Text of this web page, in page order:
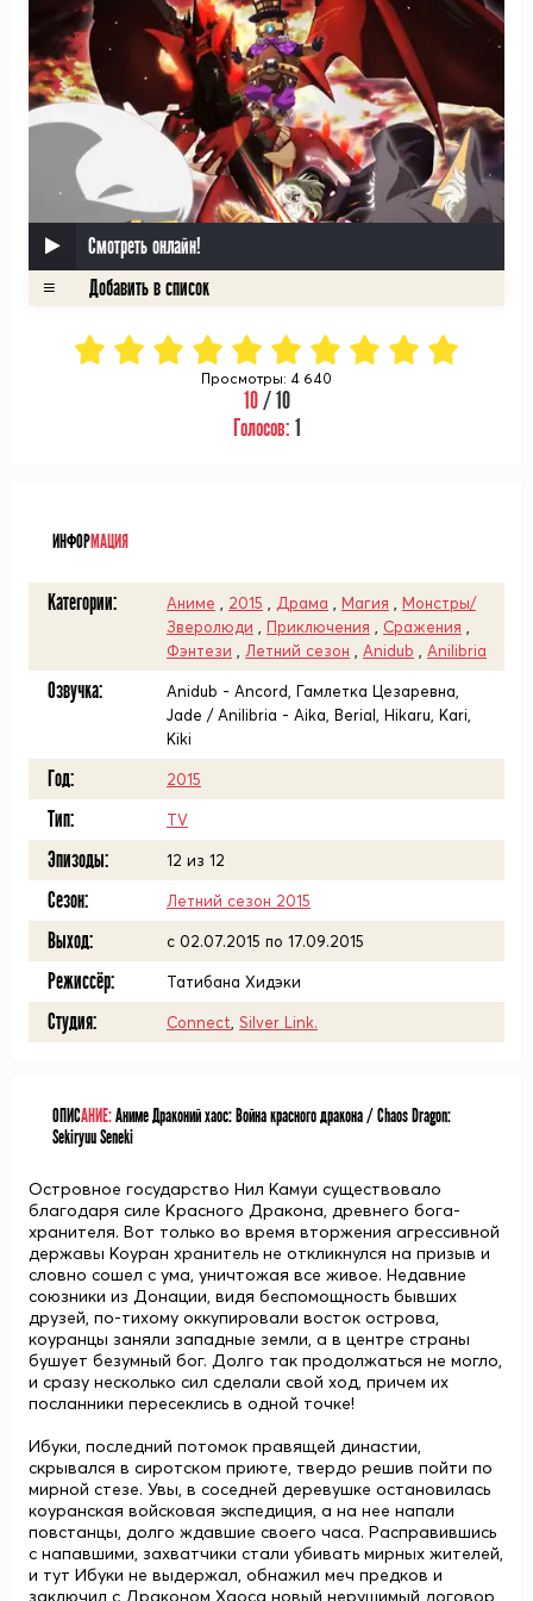
Смотреть онлайн!
Просмотры: 4 640
10/ 10
Голосов: 1
ИНФОРМАЦИЯ
Категории: Аниме 2015 Драма Магия
Монстры/
Зверолюди
Приключения Сражения
Фэнтези
Летний сезон Anidub Anilibria
Озвучка:
Anidub - Ancord, Гамлетка Цезаревна,
Jade / Anilibria - Aika, Berial, Hikaru, Kari,
Kiki
Год: 2015
Тип: TV
Эпизоды: 12 из 12
Сезон: Летний сезон 2015
Выход: c 02.07.2015 по 17.09.2015
Режиссёр: Татибана Хидэки
Студия: Connect Silver Link.
ОПИСАНИЕ:Аниме Драконий хаос: Война красного дракона / Chaos Dragon:
Sekiryuu Seneki
Островное государство Нил Камуи существовало
благодаря силе Красного Дракона, древнего бога-
хранителя. Вот только во время вторжения агрессивной
державы Коуран хранитель не откликнулся на призыв и
словно сошел с ума, уничтожая все живое. Недавние
союзники из Донации, видя беспомощность бывших
друзей, по-тихому оккупировали восток острова,
коуранцы заняли западные земли, а в центре страны
бушует безумный бог. Долго так продолжаться не могло,
и сразу несколько сил сделали свой ход, причем их
посланники пересеклись в одной точке!
Ибуки, последний потомок правящей династии,
скрывался в сиротском приюте, твердо решив пойти по
мирной стезе. Увы, в соседней деревушке остановилась
коуранская войсковая экспедиция, а на нее напали
повстанцы, долго ждавшие своего часа. Расправившись
с напавшими, захватчики стали убивать мирных жителей,
и тут Ибуки не выдержал, обнажил меч предков и
заключил с Драконом Хаоса новый нерушимый договор